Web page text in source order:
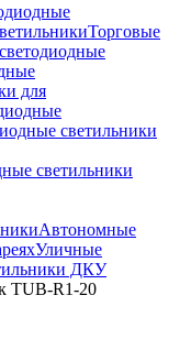
Торговые
для
светильники
светильники
Автономные
Уличные
ДКУ
TUB-R1-20